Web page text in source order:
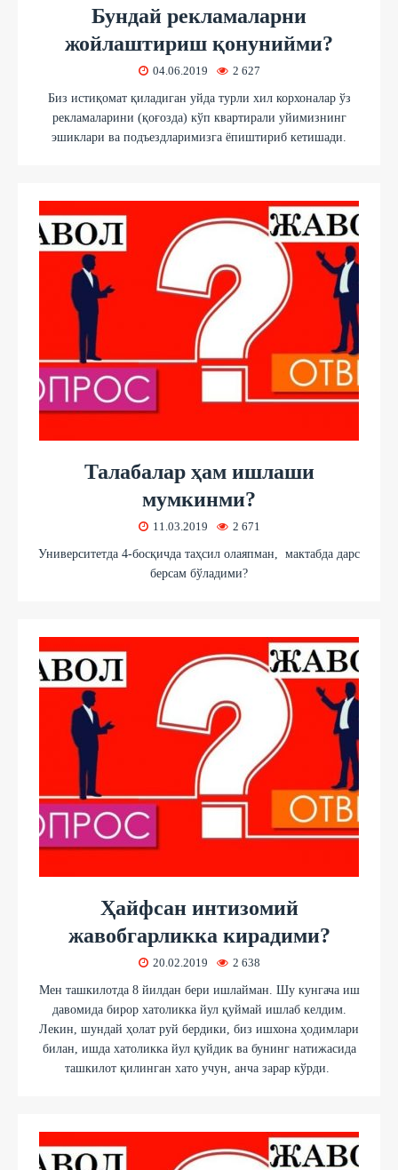
Бундай рекламаларни
жойлаштириш қонунийми?
04.06.2019 2 627
Биз истиқомат қиладиган уйда турли хил корхоналар ўз
рекламаларини (қоғозда) кўп квартирали уйимизнинг
эшиклари ва подъездларимизга ёпиштириб кетишади.
Талабалар ҳам ишлаши
мумкинми?
11.03.2019 2 671
Университетда 4-босқичда таҳсил олаяпман, мактабда дарс
берсам бўладими?
Ҳайфсан интизомий
жавобгарликка кирадими?
20.02.2019 2 638
Мен ташкилотда 8 йилдан бери ишлайман. Шу кунгача иш
давомида бирор хатоликка йул қуймай ишлаб келдим.
Лекин, шундай ҳолат руй бердики, биз ишхона ҳодимлари
билан, ишда хатоликка йул қуйдик ва бунинг натижасида
ташкилот қилинган хато учун, анча зарар кўрди.